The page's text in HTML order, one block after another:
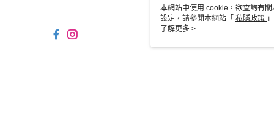
本網站中使用 cookie，欲查詢有
設定，請參閱本網站「 私隱政策
用 cookie。
了解更多 >